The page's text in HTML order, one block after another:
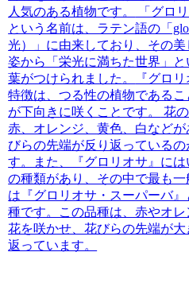
人気のある植物です。
「グロ
という名前は、ラテン語の「
光）」に由来しており、その
姿から「栄光に満ちた世界」
葉がつけられました。
『グロ
特徴は、つる性の植物である
が下向きに咲くことです。
花
赤、オレンジ、黄色、白など
びらの先端が反り返っている
す。また、『グロリオサ』に
の種類があり、その中で最も
は『グロリオサ・スーパーバ』
種です。この品種は、赤やオ
花を咲かせ、花びらの先端が大
返っています。